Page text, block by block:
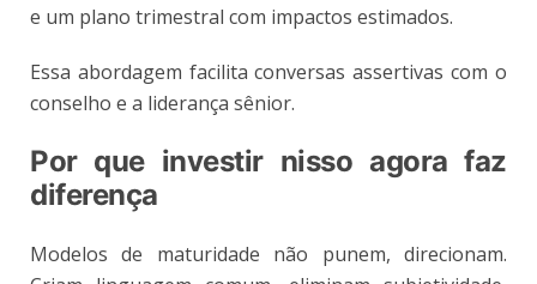
e um plano trimestral com impactos estimados.
Essa abordagem facilita conversas assertivas com o
conselho e a liderança sênior.
Por que investir nisso agora faz
diferença
Modelos de maturidade não punem, direcionam.